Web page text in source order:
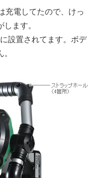
充電してたので、けっ
ます。
設置されてます。ボデ